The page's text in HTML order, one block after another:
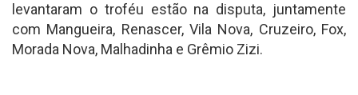
levantaram o troféu estão na disputa, juntamente
com Mangueira, Renascer, Vila Nova, Cruzeiro, Fox,
Morada Nova, Malhadinha e Grêmio Zizi.